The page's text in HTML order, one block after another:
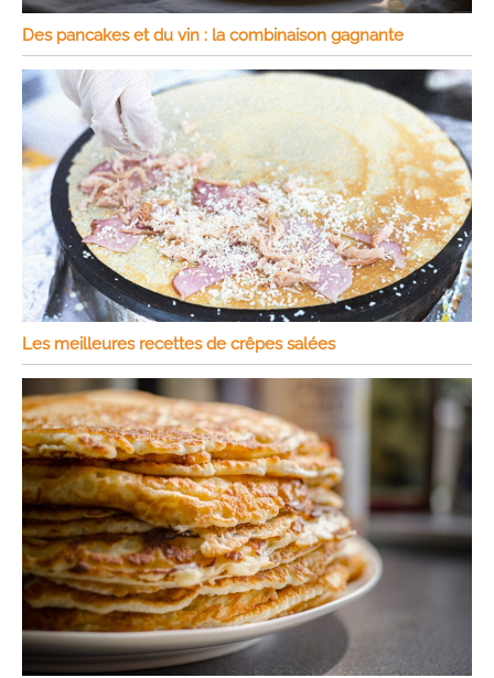
Des pancakes et du vin : la combinaison gagnante
Les meilleures recettes de crêpes salées